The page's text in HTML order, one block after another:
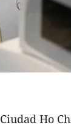
Ciudad Ho